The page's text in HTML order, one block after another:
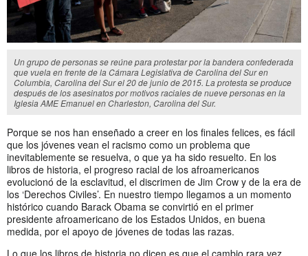
Un grupo de personas se reúne para protestar por la bandera confederada
que vuela en frente de la Cámara Legislativa de Carolina del Sur en
Columbia, Carolina del Sur el 20 de junio de 2015. La protesta se produce
después de los asesinatos por motivos raciales de nueve personas en la
Iglesia AME Emanuel en Charleston, Carolina del Sur.
Porque se nos han enseñado a creer en los finales felices, es fácil
que los jóvenes vean el racismo como un problema que
inevitablemente se resuelva, o que ya ha sido resuelto. En los
libros de historia, el progreso racial de los afroamericanos
evolucionó de la esclavitud, el discrimen de Jim Crow y de la era de
los ‘Derechos Civiles’. En nuestro tiempo llegamos a un momento
histórico cuando Barack Obama se convirtió en el primer
presidente afroamericano de los Estados Unidos, en buena
medida, por el apoyo de jóvenes de todas las razas.